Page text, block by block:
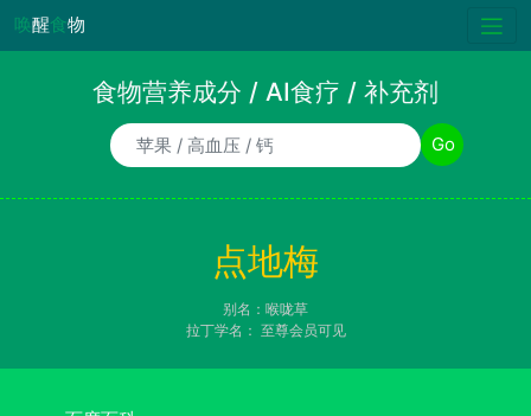
唤醒食物
食物营养成分 / AI食疗 / 补充剂
食物/AI食疗诉求/补充剂名称 Go
点地梅
别名：喉咙草
拉丁学名： 至尊会员可见